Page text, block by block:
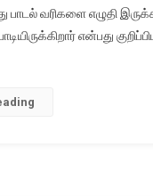
பாடல் வரிகளை எழுதி
என்பது